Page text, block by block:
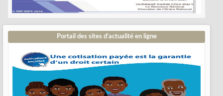
Portail des sites d’actualité en ligne